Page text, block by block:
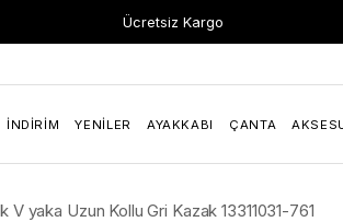
Ücretsiz Kargo
İNDIRIM YENILER AYAKKABI ÇANTA
V yaka Uzun Kollu Gri Kazak 13311031-761